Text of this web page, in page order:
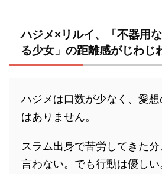
ハジメ×リルイ、「不器用
る少女」の距離感がじわじ
ハジメは口数が少なく、愛
はありません。
スラム出身で苦労してきた
言わない。でも行動は優し